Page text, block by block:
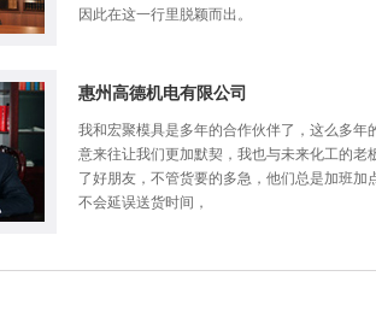
因此在这一行里脱颖而出。
惠州高德机电有限公司
我和宏聚模具是多年的合作伙伴了，这么多年
意来往让我们更加默契，我也与未来化工的老
了好朋友，不管货要的多急，他们总是加班加
不会延误送货时间，